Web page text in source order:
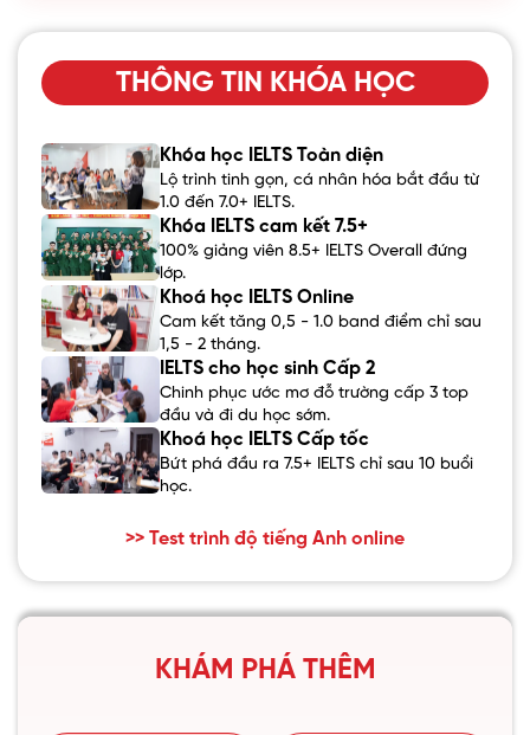
THÔNG TIN KHÓA HỌC
Khóa học IELTS Toàn diện
Lộ trình tinh gọn, cá nhân hóa bắt đầu từ
1.0 đến 7.0+ IELTS.
Khóa IELTS cam kết 7.5+
100% giảng viên 8.5+ IELTS Overall đứng
lớp.
Khoá học IELTS Online
Cam kết tăng 0,5 - 1.0 band điểm chỉ sau
1,5 - 2 tháng.
IELTS cho học sinh Cấp 2
Chinh phục ước mơ đỗ trường cấp 3 top
đầu và đi du học sớm.
Khoá học IELTS Cấp tốc
Bứt phá đầu ra 7.5+ IELTS chỉ sau 10 buổi
học.
>> Test trình độ tiếng Anh online
KHÁM PHÁ THÊM